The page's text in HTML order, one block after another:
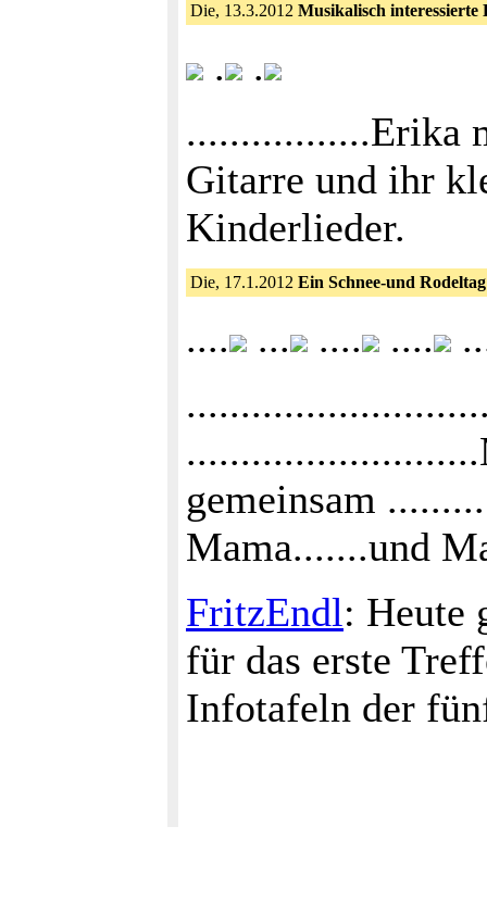
Die, 13.3.2012 Musikalisch interessierte
.
.
.................Erika
Gitarre und ihr
Kinderlieder.
Die, 17.1.2012 Ein Schnee-und
.... ... .... ....
gemeinsam
Mama.......und
FritzEndl: Heute
für das erste
Infotafeln der